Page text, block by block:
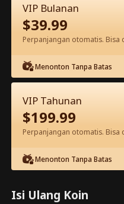
Episode 27 -
Bisunya Film
0-49 50-85
27 28
VIP Bulanan
$39.99
Perpanjangan otomatis. Bisa
Menonton Tanpa Batas
VIP Tahunan
$199.99
Perpanjangan otomatis. Bisa
Menonton Tanpa Batas
Isi Ulang Koin